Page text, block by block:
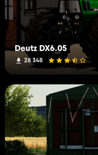
Deutz DX6.05
28 348